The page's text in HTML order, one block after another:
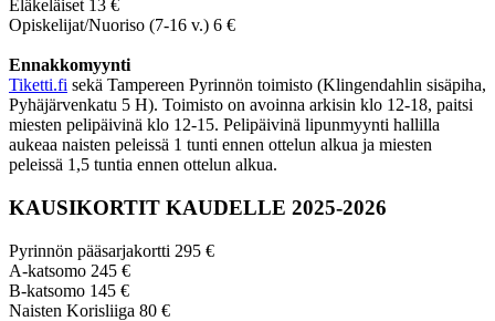
Eläkeläiset 13 €
Opiskelijat/Nuoriso (7-16 v.) 6 €
Ennakkomyynti
Tiketti.fi sekä Tampereen Pyrinnön toimisto (Klingendahlin sisäpiha,
Pyhäjärvenkatu 5 H). Toimisto on avoinna arkisin klo 12-18, paitsi
miesten pelipäivinä klo 12-15. Pelipäivinä lipunmyynti hallilla
aukeaa naisten peleissä 1 tunti ennen ottelun alkua ja miesten
peleissä 1,5 tuntia ennen ottelun alkua.
KAUSIKORTIT KAUDELLE 2025-2026
Pyrinnön pääsarjakortti 295 €
A-katsomo 245 €
B-katsomo 145 €
Naisten Korisliiga 80 €